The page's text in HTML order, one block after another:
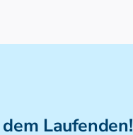
Laufenden!